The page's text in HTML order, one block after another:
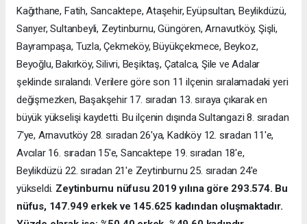
Kağıthane, Fatih, Sancaktepe, Ataşehir, Eyüpsultan, Beylikdüzü,
Sarıyer, Sultanbeyli, Zeytinburnu, Güngören, Arnavutköy, Şişli,
Bayrampaşa, Tuzla, Çekmeköy, Büyükçekmece, Beykoz,
Beyoğlu, Bakırköy, Silivri, Beşiktaş, Çatalca, Şile ve Adalar
şeklinde sıralandı. Verilere göre son 11 ilçenin sıralamadaki yeri
değişmezken, Başakşehir 17. sıradan 13. sıraya çıkarak en
büyük yükselişi kaydetti. Bu ilçenin dışında Sultangazi 8. sıradan
7'ye, Arnavutköy 28. sıradan 26'ya, Kadıköy 12. sıradan 11'e,
Avcılar 16. sıradan 15'e, Sancaktepe 19. sıradan 18'e,
Beylikdüzü 22. sıradan 21'e Zeytinburnu 25. sıradan 24'e
yükseldi. Zeytinburnu nüfusu 2019 yılına göre 293.574. Bu
nüfus, 147.949 erkek ve 145.625 kadından oluşmaktadır.